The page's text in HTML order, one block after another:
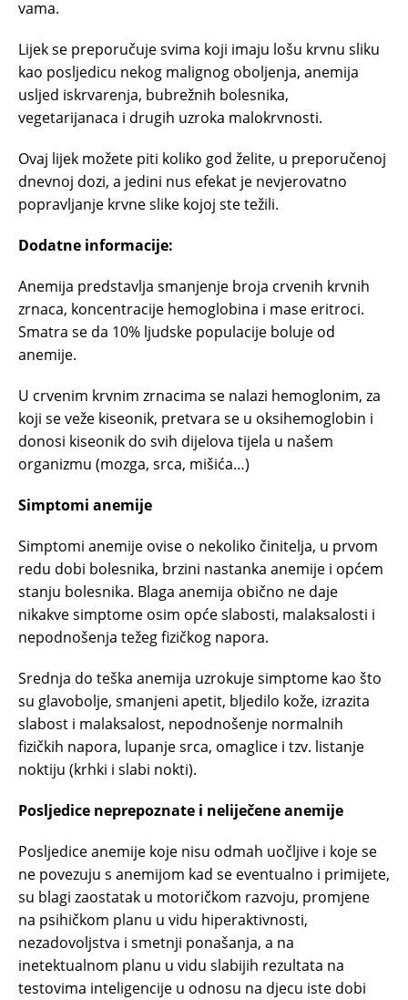
vama.
Lijek se preporučuje svima koji imaju lošu krvnu sliku
kao posljedicu nekog malignog oboljenja, anemija
usljed iskrvarenja, bubrežnih bolesnika,
vegetarijanaca i drugih uzroka malokrvnosti.
Ovaj lijek možete piti koliko god želite, u preporučenoj
dnevnoj dozi, a jedini nus efekat je nevjerovatno
popravljanje krvne slike kojoj ste težili.
Dodatne informacije:
Anemija predstavlja smanjenje broja crvenih krvnih
zrnaca, koncentracije hemoglobina i mase eritroci.
Smatra se da 10% ljudske populacije boluje od
anemije.
U crvenim krvnim zrnacima se nalazi hemoglonim, za
koji se veže kiseonik, pretvara se u oksihemoglobin i
donosi kiseonik do svih dijelova tijela u našem
organizmu (mozga, srca, mišića…)
Simptomi anemije
Simptomi anemije ovise o nekoliko činitelja, u prvom
redu dobi bolesnika, brzini nastanka anemije i općem
stanju bolesnika. Blaga anemija obično ne daje
nikakve simptome osim opće slabosti, malaksalosti i
nepodnošenja težeg fizičkog napora.
Srednja do teška anemija uzrokuje simptome kao što
su glavobolje, smanjeni apetit, bljedilo kože, izrazita
slabost i malaksalost, nepodnošenje normalnih
fizičkih napora, lupanje srca, omaglice i tzv. listanje
noktiju (krhki i slabi nokti).
Posljedice neprepoznate i neliječene anemije
Posljedice anemije koje nisu odmah uočljive i koje se
ne povezuju s anemijom kad se eventualno i primijete,
su blagi zaostatak u motoričkom razvoju, promjene
na psihičkom planu u vidu hiperaktivnosti,
nezadovoljstva i smetnji ponašanja, a na
inetektualnom planu u vidu slabijih rezultata na
testovima inteligencije u odnosu na djecu iste dobi